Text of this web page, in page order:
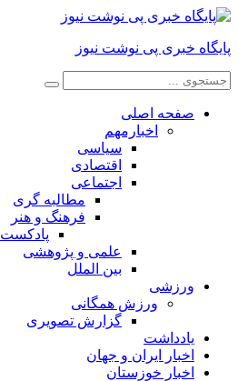
پایگاه خبری پی نوشت نیوز
صفحه اصلی
اخبارمهم
سیاسی
اقتصادی
اجتماعی
مطالبه گری
فرهنگ و هنر
پادکست
علمی و پژوهشی
بین الملل
ورزشی
ورزش همگانی
گزارش تصویری
یادداشت
اخبار ایران و جهان
اخبار خوزستان